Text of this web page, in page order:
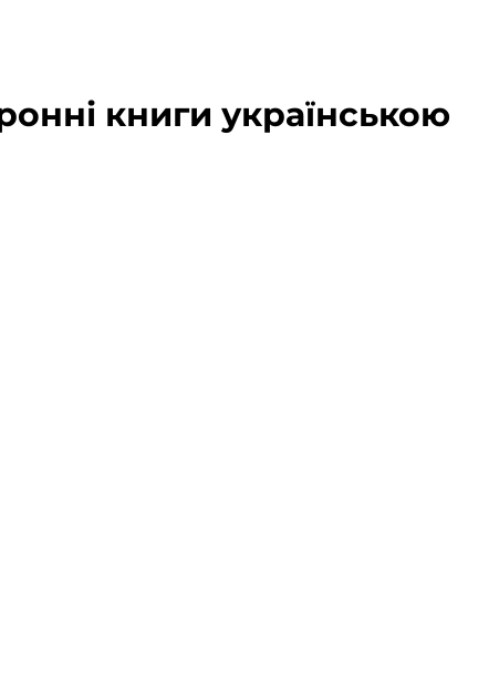
книги українською